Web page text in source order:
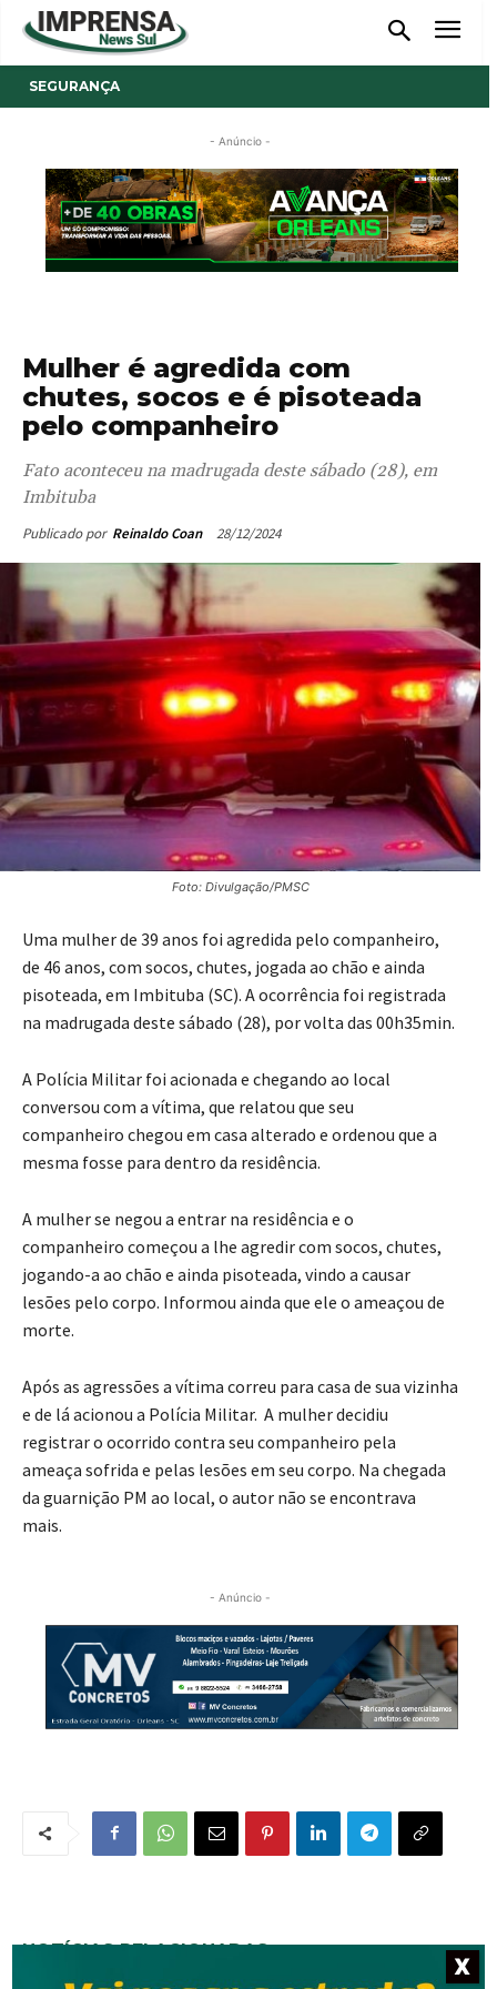
SEGURANÇA
- Anúncio -
Mulher é agredida com
chutes, socos e é pisoteada
pelo companheiro
Fato aconteceu na madrugada deste sábado (28), em
Imbituba
Publicado por Reinaldo Coan 28/12/2024
Foto: Divulgação/PMSC
Uma mulher de 39 anos foi agredida pelo companheiro,
de 46 anos, com socos, chutes, jogada ao chão e ainda
pisoteada, em Imbituba (SC). A ocorrência foi registrada
na madrugada deste sábado (28), por volta das 00h35min.
A Polícia Militar foi acionada e chegando ao local
conversou com a vítima, que relatou que seu
companheiro chegou em casa alterado e ordenou que a
mesma fosse para dentro da residência.
A mulher se negou a entrar na residência e o
companheiro começou a lhe agredir com socos, chutes,
jogando-a ao chão e ainda pisoteada, vindo a causar
lesões pelo corpo. Informou ainda que ele o ameaçou de
morte.
Após as agressões a vítima correu para casa de sua vizinha
e de lá acionou a Polícia Militar. A mulher decidiu
registrar o ocorrido contra seu companheiro pela
ameaça sofrida e pelas lesões em seu corpo. Na chegada
da guarnição PM ao local, o autor não se encontrava
mais.
- Anúncio -
NOTÍCIAS RELACIONADAS
X